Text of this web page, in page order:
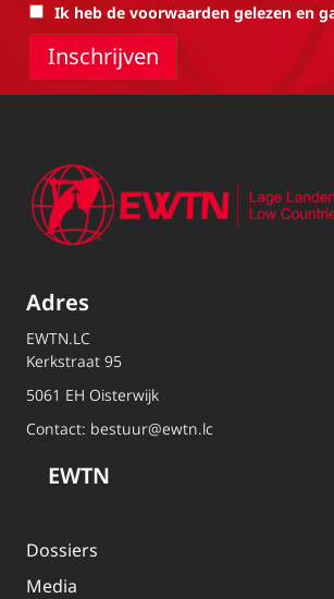
Ik heb de voorwaarden gelezen en
Adres
EWTN.LC
Kerkstraat 95
5061 EH Oisterwijk
Contact: bestuur@ewtn.lc
EWTN
Dossiers
Media